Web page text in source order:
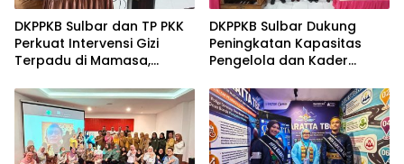
DKPPKB Sulbar dan TP PKK
Perkuat Intervensi Gizi
Terpadu di Mamasa,
Maju dan Sejahtera
DKPPKB Sulbar Dukung
Peningkatan Kapasitas
Pengelola dan Kader
Kompetensi Dasar di
Mamuju